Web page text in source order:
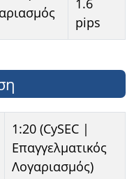
pips
1:20 (CySEC |
Επαγγελματικός
Λογαριασμός)